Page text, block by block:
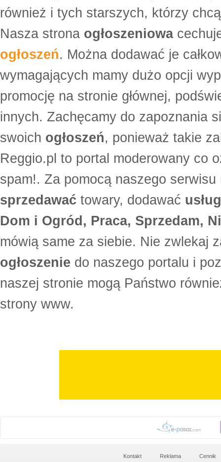
również i tych starszych, którzy
Nasza strona ogłoszeniowa
ogłoszeń. Można dodawać je
wymagających mamy dużo opcji
promocję na stronie głównej,
innych. Zachęcamy do zapoznania
swoich ogłoszeń, ponieważ takie
Reggio.pl to portal moderowany co
spam!. Za pomocą naszego
sprzedawać towary, dodawać
Dom i Ogród, Praca, Sprzedam,
mówią same za siebie. Nie zwlekaj
ogłoszenie do naszego portalu i
naszej stronie mogą Państwo
strony www.
Kontakt Reklama Cennik